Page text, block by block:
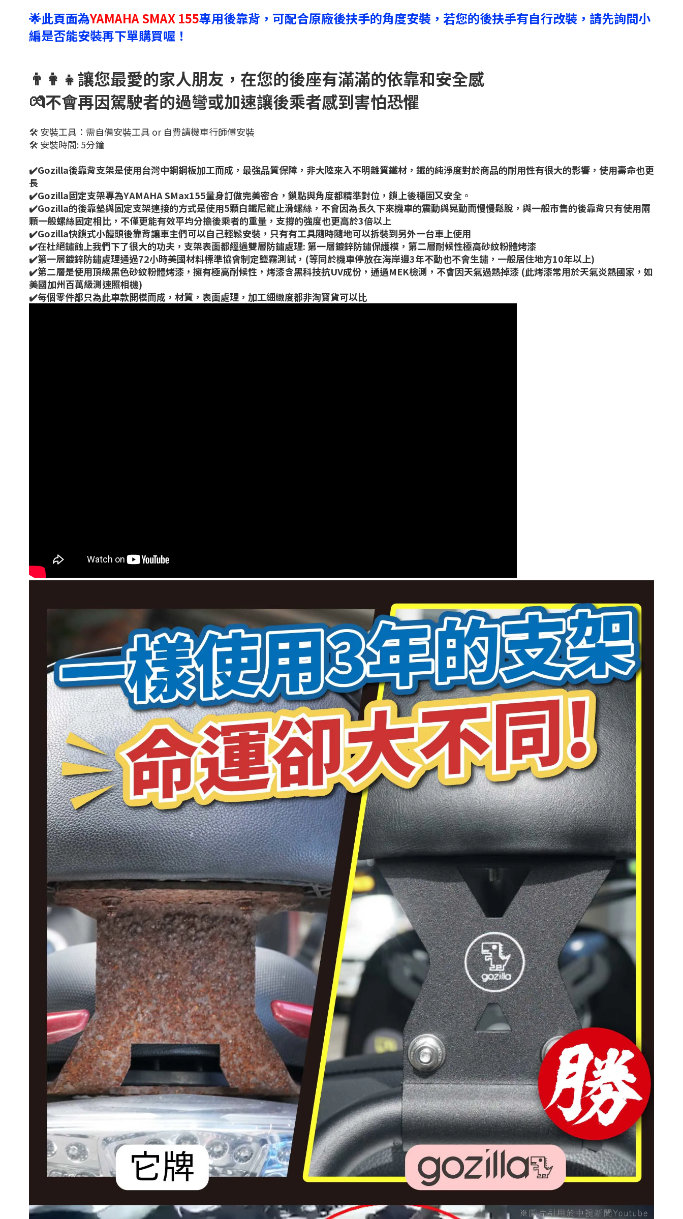
🌟此頁面為YAMAHA SMAX 155專用後靠背，可配合原廠後扶手的角度安裝，若您的後扶手有自行改裝，請先詢問小
編是否能安裝再下單購買喔！
👨‍👩‍👧讓您最愛的家人朋友，在您的後座有滿滿的依靠和安全感
💏不會再因駕駛者的過彎或加速讓後乘者感到害怕恐懼
🛠 安裝工具： 需自備安裝工具 or 自費請機車行師傅安裝
🛠 安裝時間: 5分鐘
✔️Gozilla後靠背支架是使用台灣中鋼鋼板加工而成，最強品質保障，非大陸來入不明雜質鐵材，鐵的純淨度對於商品的耐用性有很大的影響，使用壽命也更
長
✔️Gozilla固定支架專為YAMAHA SMax155量身訂做完美密合，鎖點與角度都精準對位，鎖上後穩固又安全。
✔️Gozilla的後靠墊與固定支架連接的方式是使用5顆白鐵尼龍止滑螺絲，不會因為長久下來機車的震動與晃動而慢慢鬆脫，與一般市售的後靠背只有使用兩
顆一般螺絲固定相比，不僅更能有效平均分擔後乘者的重量，支撐的強度也更高於3倍以上
✔️Gozilla快鎖式小饅頭後靠背讓車主們可以自己輕鬆安裝，只有有工具隨時隨地可以拆裝到另外一台車上使用
✔️在杜絕鏽蝕上我們下了很大的功夫，支架表面都經過雙層防鏽處理: 第一層鍍鋅防鏽保護模，第二層耐候性極高砂紋粉體烤漆
✔️第一層鍍鋅防鏽處理通過72小時美國材料標準協會制定鹽霧測試，(等同於機車停放在海岸邊3年不動也不會生鏽，一般居住地方10年以上)
✔️第二層是使用頂級黑色砂紋粉體烤漆，擁有極高耐候性，烤漆含黑科技抗UV成份，通過MEK檢測，不會因天氣過熱掉漆 (此烤漆常用於天氣炎熱國家，如
美國加州百萬級測速照相機)
✔️每個零件都只為此車款開模而成，材質，表面處理，加工細緻度都非淘寶貨可以比